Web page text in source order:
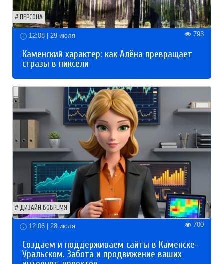
ПЕРСОНА
12:08 | 29 июля 793
Каменский характер: как Алёна превращает
стразы в пиксели
ДИЗАЙН ВОВРЕМЯ
12:06 | 28 июля 700
Создаем и поддерживаем сайты в Каменске-
Уральском. Забота и продвижение ваших